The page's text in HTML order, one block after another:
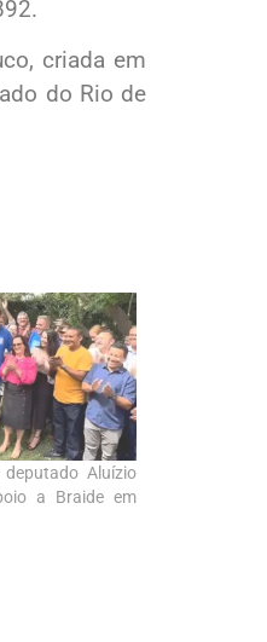
criada em
do Rio de
Aluízio
a Braide em